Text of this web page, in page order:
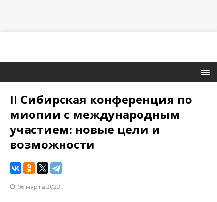
II Сибирская конференция по
миопии с международным
участием: новые цели и
возможности
06 марта 2023